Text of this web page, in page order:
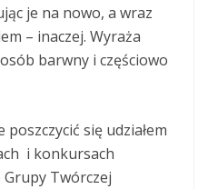
je na nowo, a wraz
– inaczej. Wyraża
barwny i częściowo
się udziałem
i konkursach
Grupy Twórczej